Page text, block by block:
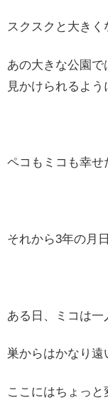
スクスクと大きく
あの大きな公園
見かけられるよう
ペコもミコも幸せ
それから3年の月
ある日、ミコは一
巣からはかなり遠
ここにはちょっと